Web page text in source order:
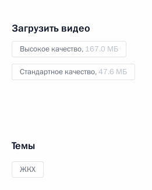
Загрузить видео
Высокое качество, 167.0 МБ
Стандартное качество,47.6 МБ
Темы
ЖКХ